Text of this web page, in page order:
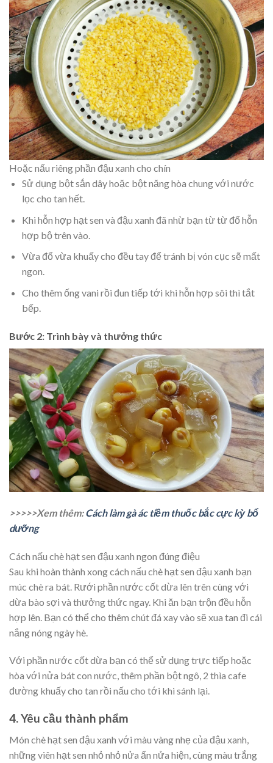
Hoặc nấu riêng phần đậu xanh cho chín
Sử dụng bột sắn dây hoặc bột năng hòa chung với nước
lọc cho tan hết.
Khi hỗn hợp hạt sen và đậu xanh đã nhừ bạn từ từ đổ hỗn
hợp bộ trên vào.
Vừa đổ vừa khuấy cho đều tay để tránh bị vón cục sẽ mất
ngon.
Cho thêm ống vani rồi đun tiếp tới khi hỗn hợp sôi thì tắt
bếp.
Bước 2: Trình bày và thưởng thức
>>>>>Xem thêm:Cách làm gà ác tiềm thuốc bắc cực kỳ bổ
dưỡng
Cách nấu chè hạt sen đậu xanh ngon đúng điệu
Sau khi hoàn thành xong cách nấu chè hạt sen đậu xanh bạn
múc chè ra bát. Rưới phần nước cốt dừa lên trên cùng với
dừa bào sợi và thưởng thức ngay. Khi ăn bạn trộn đều hỗn
hợp lên. Bạn có thể cho thêm chút đá xay vào sẽ xua tan đi cái
nắng nóng ngày hè.
Với phần nước cốt dừa bạn có thể sử dụng trực tiếp hoặc
hòa với nửa bát con nước, thêm phần bột ngô, 2 thìa cafe
đường khuấy cho tan rồi nấu cho tới khi sánh lại.
4.Yêu cầu thành phẩm
Món chè hạt sen đậu xanh với màu vàng nhẹ của đậu xanh,
những viên hạt sen nhỏ nhỏ nửa ẩn nửa hiện, cùng màu trắng